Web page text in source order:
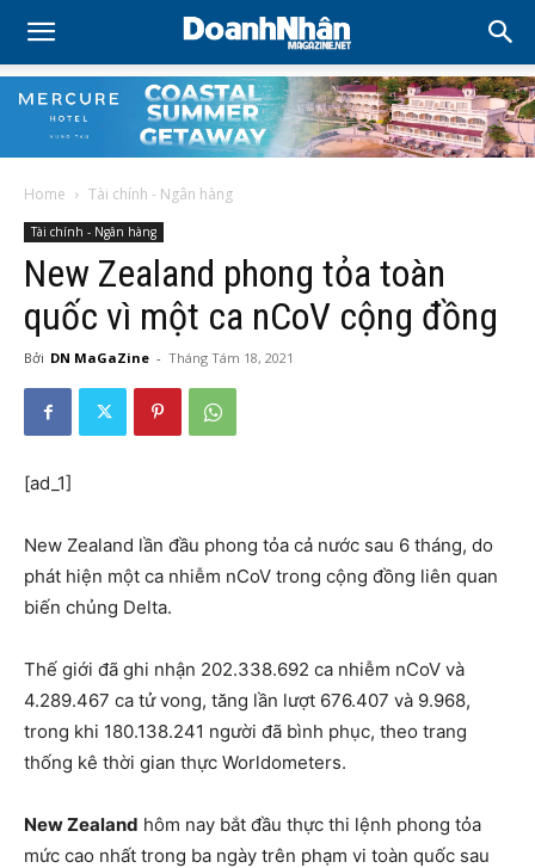
Home Tài chính - Ngân hàng
Tài chính - Ngân hàng
New Zealand phong tỏa toàn
quốc vì một ca nCoV cộng đồng
Bởi DN MaGaZine - Tháng Tám 18, 2021
[ad_1]
New Zealand lần đầu phong tỏa cả nước sau 6 tháng, do
phát hiện một ca nhiễm nCoV trong cộng đồng liên quan
biến chủng Delta.
Thế giới đã ghi nhận 202.338.692 ca nhiễm nCoV và
4.289.467 ca tử vong, tăng lần lượt 676.407 và 9.968,
trong khi 180.138.241 người đã bình phục, theo trang
thống kê thời gian thực Worldometers.
New Zealand hôm nay bắt đầu thực thi lệnh phong tỏa
mức cao nhất trong ba ngày trên phạm vi toàn quốc sau